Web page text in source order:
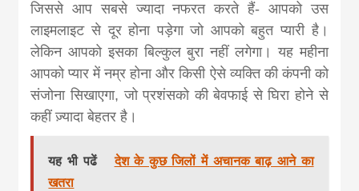
जिससे आप सबसे ज्यादा नफरत करते हैं- आपको उस
लाइमलाइट से दूर होना पड़ेगा जो आपको बहुत प्यारी है।
लेकिन आपको इसका बिल्कुल बुरा नहीं लगेगा। यह महीना
आपको प्यार में नम्र होना और किसी ऐसे व्यक्ति की कंपनी को
संजोना सिखाएगा, जो प्रशंसको की बेवफाई से घिरा होने से
कहीं ज़्यादा बेहतर है।
यह भी पढें
देश के कुछ जिलों में अचानक बाढ़ आने का
खतरा